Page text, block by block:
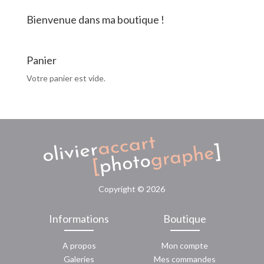
Bienvenue dans ma boutique !
Panier
Votre panier est vide.
Copyright © 2026
Informations
A propos
Galeries
Boutique
Mon compte
Mes commandes